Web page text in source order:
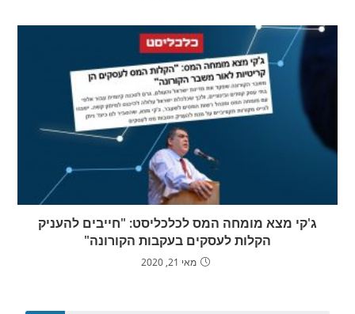
ג'קי מצא מומחה המס לכלכליסט: "חייבים להעניק
הקלות לעסקים בעקבות הקורונה"
מאי 21, 2020